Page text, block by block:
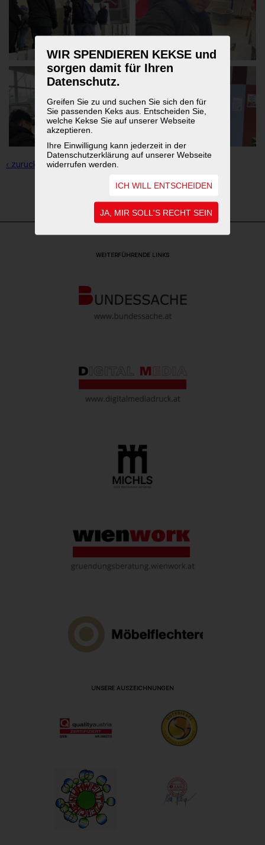
WIR SPENDIEREN KEKSE und
sorgen damit für Ihren
Datenschutz.
Greifen Sie zu und suchen Sie sich den für
Sie passenden Keks aus. Entscheiden Sie,
welche Kekse Sie auf unserer Webseite
akzeptieren.
Ihre Einwilligung kann jederzeit in der
Datenschutzerklärung auf unserer Webseite
widerrufen werden.
ICH WILL ENTSCHEIDEN
JA, MIR SOLL'S RECHT SEIN
‹ zurück zur Übersicht
WEITERFÜHRENDE LINKS
UNSERE AUSZEICHNUNGEN